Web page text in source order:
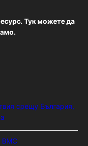
Тук можете да
срещу България,
ВМС